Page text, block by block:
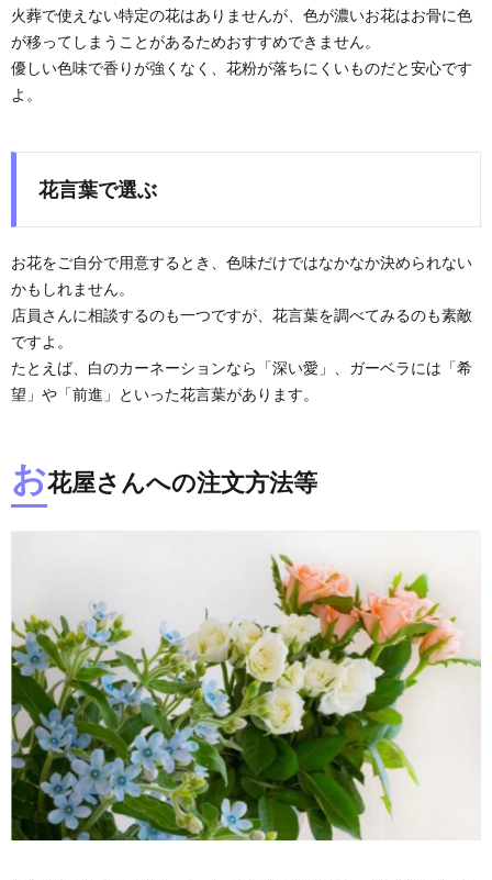
火葬で使えない特定の花はありませんが、色が濃いお花はお骨に色
が移ってしまうことがあるためおすすめできません。
優しい色味で香りが強くなく、花粉が落ちにくいものだと安心です
よ。
花言葉で選ぶ
お花をご自分で用意するとき、色味だけではなかなか決められない
かもしれません。
店員さんに相談するのも一つですが、花言葉を調べてみるのも素敵
ですよ。
たとえば、白のカーネーションなら「深い愛」、ガーベラには「希
望」や「前進」といった花言葉があります。
お花屋さんへの注文方法等